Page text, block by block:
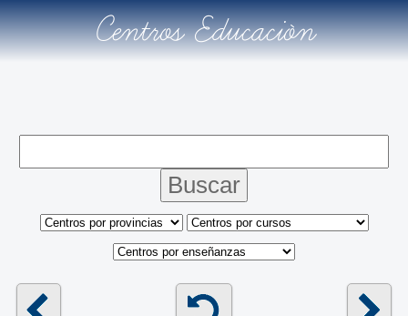
Centros Educación